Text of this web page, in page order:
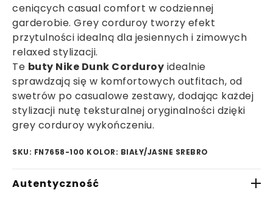
ceniących casual comfort w codziennej
garderobie. Grey corduroy tworzy efekt
przytulności idealną dla jesiennych i zimowych
relaxed stylizacji.
Te buty Nike Dunk Corduroy idealnie
sprawdzają się w komfortowych outfitach, od
swetrów po casualowe zestawy, dodając każdej
stylizacji nutę teksturalnej oryginalności dzięki
grey corduroy wykończeniu.
SKU: FN7658-100 KOLOR: BIAŁY/JASNE SREBRO
Autentyczność